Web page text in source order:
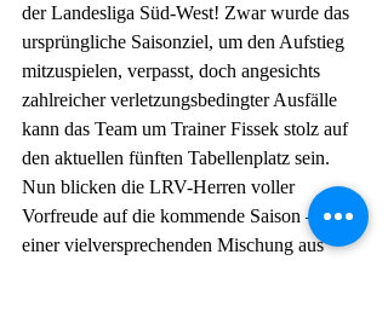
der Landesliga Süd-West! Zwar wurde das
ursprüngliche Saisonziel, um den Aufstieg
mitzuspielen, verpasst, doch angesichts
zahlreicher verletzungsbedingter Ausfälle
kann das Team um Trainer Fissek stolz auf
den aktuellen fünften Tabellenplatz sein.
Nun blicken die LRV-Herren voller
Vorfreude auf die kommende Saison – mit
einer vielversprechenden Mischung aus